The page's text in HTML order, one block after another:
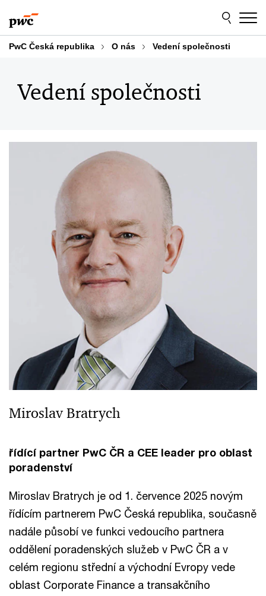
to
content
to
footer
PwC Česká republika O nás Vedení společnosti
Vedení společnosti
Miroslav Bratrych
řídící partner PwC ČR a CEE leader pro oblast
poradenství
Miroslav Bratrych je od 1. července 2025 novým
řídícím partnerem PwC Česká republika, současně
nadále působí ve funkci vedoucího partnera
oddělení poradenských služeb v PwC ČR a v
celém regionu střední a východní Evropy vede
oblast Corporate Finance a transakčního